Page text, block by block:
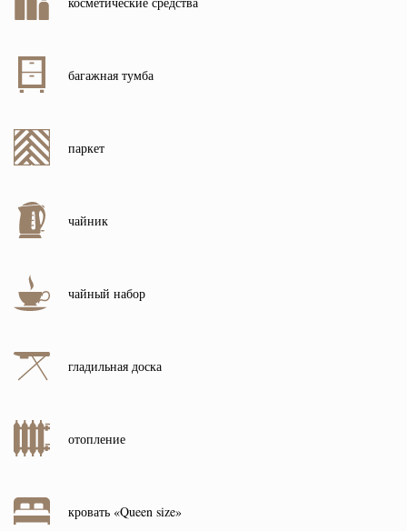
багажная тумба
паркет
чайник
чайный набор
гладильная доска
отопление
кровать «Queen size»